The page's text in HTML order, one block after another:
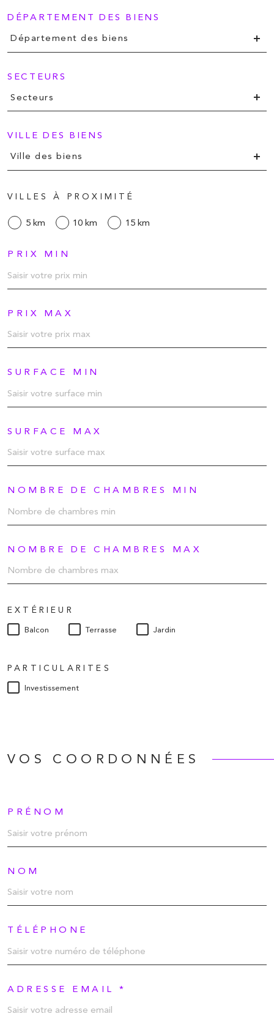
DÉPARTEMENT DES BIENS
Département des biens
SECTEURS
Secteurs
VILLE DES BIENS
Ville des biens
VILLES À PROXIMITÉ
5 km 10 km 15 km
PRIX MIN
PRIX MAX
SURFACE MIN
SURFACE MAX
NOMBRE DE CHAMBRES MIN
NOMBRE DE CHAMBRES MAX
EXTÉRIEUR
Balcon Terrasse Jardin
PARTICULARITES
Investissement
VOS COORDONNÉES
PRÉNOM
NOM
TÉLÉPHONE
ADRESSE EMAIL *